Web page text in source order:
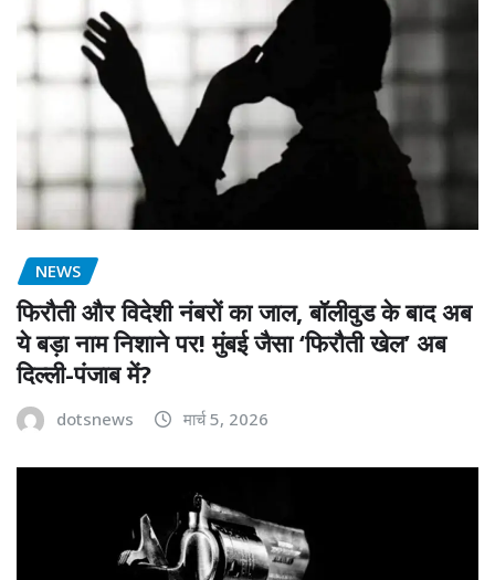
NEWS
फिरौती और विदेशी नंबरों का जाल, बॉलीवुड के बाद अब
ये बड़ा नाम निशाने पर! मुंबई जैसा ‘फिरौती खेल’ अब
दिल्ली-पंजाब में?
dotsnews मार्च 5, 2026